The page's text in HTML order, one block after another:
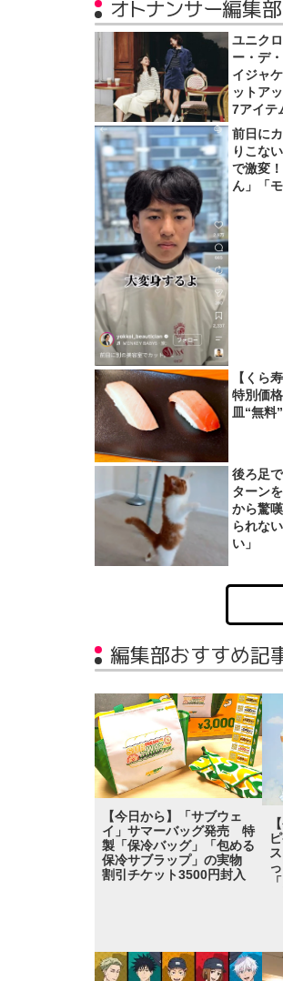
オトナンサー編集
ユニク
ー・デ
イジャ
ットア
7アイテ
前日に
りこな
で激変
ん」「
【くら
特別価
皿“無
後ろ足
ターン
から驚
られな
い」
編集部おすすめ記
【今日から】「サブウェ
イ」サマーバッグ発売 特
製「保冷バッグ」「包める
保冷サブラップ」の実物
割引チケット3500円封入